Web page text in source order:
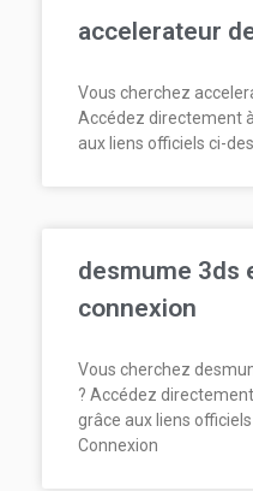
accelerateur
Vous cherchez
Accédez directement
aux liens officiels ci-
desmume 3ds
connexion
Vous cherchez
? Accédez
grâce aux liens
Connexion